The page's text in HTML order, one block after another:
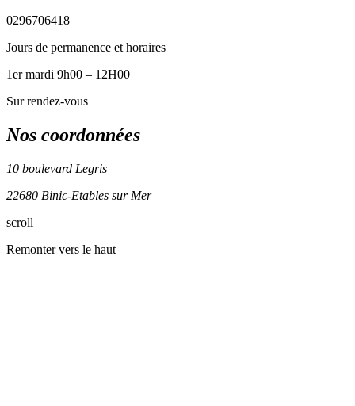
0296706418
Jours de permanence et horaires
1er mardi 9h00 – 12H00
Sur rendez-vous
Nos coordonnées
10 boulevard Legris
22680 Binic-Etables sur Mer
scroll
Remonter vers le haut